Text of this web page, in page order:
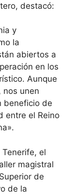
destacó:
y
la
abiertos a
en los
Aunque
nos unen
beneficio de
entre el Reino
el
magistral
de
de la